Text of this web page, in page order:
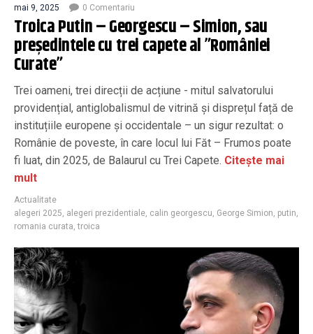
mai 9, 2025 0 Comentariu
Troica Putin – Georgescu – Simion, sau
președintele cu trei capete al ”României
Curate”
Trei oameni, trei direcții de acțiune - mitul salvatorului
providențial, antiglobalismul de vitrină și disprețul față de
instituțiile europene și occidentale – un sigur rezultat: o
Românie de poveste, în care locul lui Făt – Frumos poate
fi luat, din 2025, de Balaurul cu Trei Capete. Citește mai
mult
Actualitate
alegeri 2025, alegeri prezidentiale, calin georgescu, George Simion, putin,
romania curata,troica